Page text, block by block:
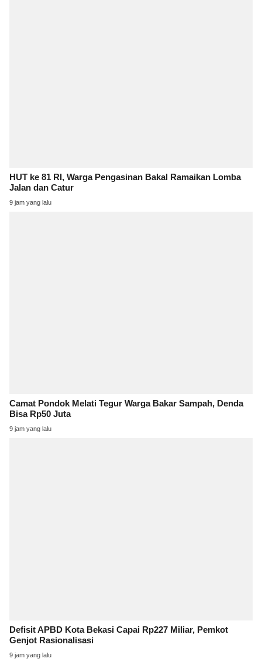
HUT ke 81 RI, Warga Pengasinan Bakal Ramaikan Lomba
Jalan dan Catur
9 jam yang lalu
Camat Pondok Melati Tegur Warga Bakar Sampah, Denda
Bisa Rp50 Juta
9 jam yang lalu
Defisit APBD Kota Bekasi Capai Rp227 Miliar, Pemkot
Genjot Rasionalisasi
9 jam yang lalu